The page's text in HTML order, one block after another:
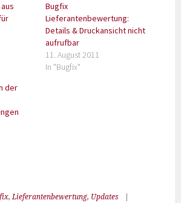
Bugfix
Lieferantenbewertung:
Details & Druckansicht nicht
aufrufbar
11. August 2011
In "Bugfix"
der
,Lieferantenbewertung, Updates